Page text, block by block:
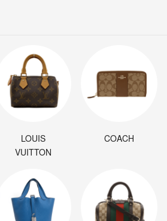
LOUIS
VUITTON
COACH